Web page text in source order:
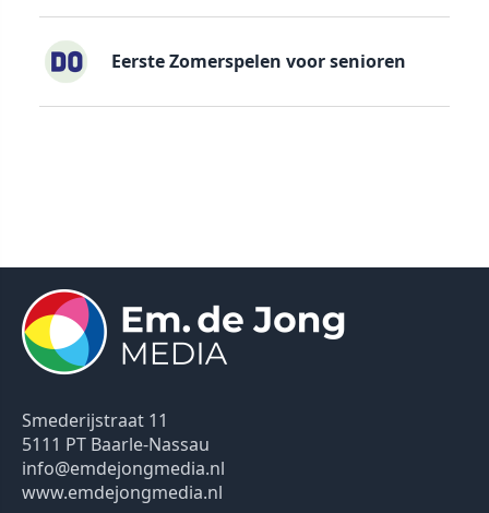
Eerste Zomerspelen voor senioren
Smederijstraat 11
5111 PT Baarle-Nassau
info@emdejongmedia.nl
www.emdejongmedia.nl